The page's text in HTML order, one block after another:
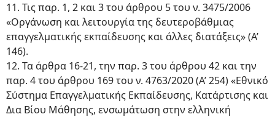
11. Τις παρ. 1, 2 και 3 του άρθρου 5 του ν. 3475/2006
«Οργάνωση και λειτουργία της δευτεροβάθμιας
επαγγελματικής εκπαίδευσης και άλλες διατάξεις» (Α’
146).
12. Τα άρθρα 16-21, την παρ. 3 του άρθρου 42 και την
παρ. 4 του άρθρου 169 του ν. 4763/2020 (Α’ 254) «Εθνικό
Σύστημα Επαγγελματικής Εκπαίδευσης, Κατάρτισης και
Δια Βίου Μάθησης, ενσωμάτωση στην ελληνική